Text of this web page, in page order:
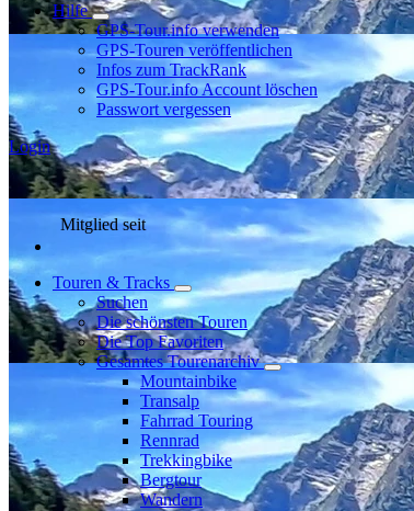
Hilfe
GPS-Tour.info verwenden
GPS-Touren veröffentlichen
Infos zum TrackRank
GPS-Tour.info Account löschen
Passwort vergessen
Login
Mitglied seit
Touren & Tracks
Suchen
Die schönsten Touren
Die Top Favoriten
Gesamtes Tourenarchiv
Mountainbike
Transalp
Fahrrad Touring
Rennrad
Trekkingbike
Bergtour
Wandern